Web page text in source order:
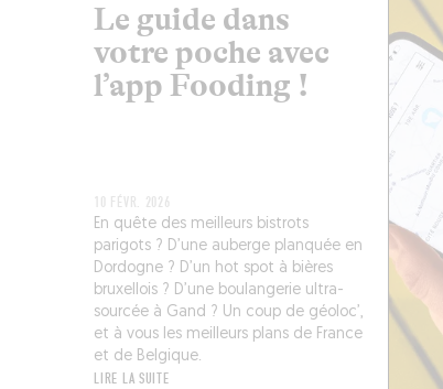
Le guide dans
votre poche avec
l’app Fooding !
10 FÉVR. 2026
En quête des meilleurs bistrots
parigots ? D’une auberge planquée en
Dordogne ? D’un hot spot à bières
bruxellois ? D’une boulangerie ultra-
sourcée à Gand ? Un coup de géoloc’,
et à vous les meilleurs plans de France
et de Belgique.
LIRE LA SUITE